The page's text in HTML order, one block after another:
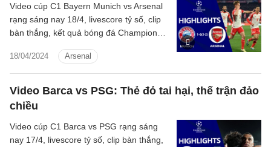
18/04/2024 Arsenal
Video cúp C1 Bayern Munich vs Arsenal
rạng sáng nay 18/4, livescore tỷ số, clip
bàn thắng, kết quả bóng đá Champions
với Arsenal
Video Barca vs PSG: Thẻ đỏ tai hại, thế trận đảo
chiều
Video cúp C1 Barca vs PSG rạng sáng
nay 17/4, livescore tỷ số, clip bàn thắng,